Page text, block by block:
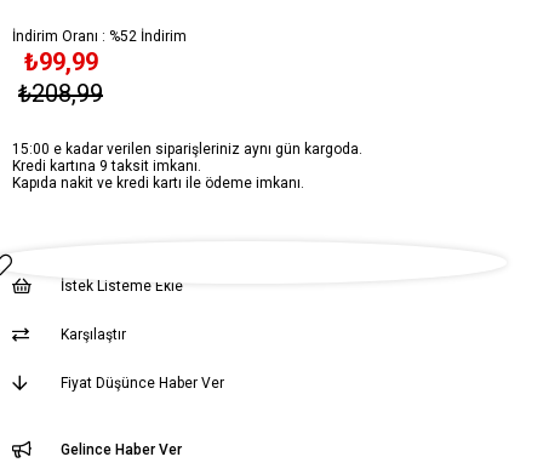
İndirim Oranı : %52 İndirim
₺208,99
₺99,99
15:00 e kadar verilen siparişleriniz aynı gün kargoda.
Kredi kartına 9 taksit imkanı.
Kapıda nakit ve kredi kartı ile ödeme imkanı.
İstek Listeme Ekle
Karşılaştır
Fiyat Düşünce Haber Ver
Gelince Haber Ver